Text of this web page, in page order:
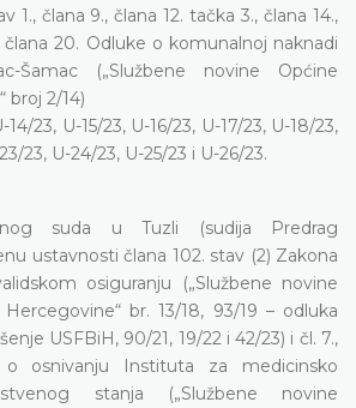
1., člana 9., člana 12. tačka 3., člana 14.,
člana 20. Odluke o komunalnoj naknadi
Šamac („Službene novine Općine
broj 2/14)
23, U-15/23, U-16/23, U-17/23, U-18/23,
23, U-24/23, U-25/23 i U-26/23.
suda u Tuzli (sudija Predrag
ustavnosti člana 102. stav (2) Zakona
osiguranju („Službene novine
br. 13/18, 93/19 – odluka
USFBiH, 90/21, 19/22 i 42/23) i čl. 7.,
osnivanju Instituta za medicinsko
stanja („Službene novine